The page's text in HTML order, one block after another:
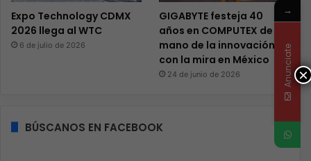
Expo Technology CDMX
2026 llega al WTC
6 de julio de 2026
GIGABYTE festeja 40
años en COMPUTEX de la
mano de la innovación y
con la mira en México
24 de junio de 2026
BÚSCANOS EN FACEBOOK
×
→
Anunciate